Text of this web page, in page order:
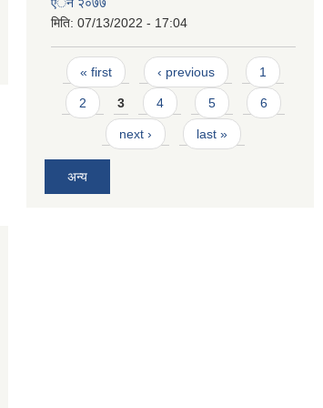
मिति: 07/13/2022 - 17:04
Pages
« first ‹ previous 1
2 3 4 5 6
next › last »
अन्य